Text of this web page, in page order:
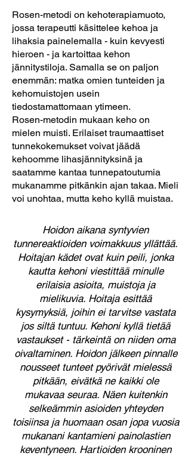
Rosen-metodi on kehoterapiamuoto,
jossa terapeutti käsittelee kehoa ja
lihaksia painelemalla - kuin kevyesti
hieroen - ja kartoittaa kehon
jännitystiloja. Samalla se on paljon
enemmän: matka omien tunteiden ja
kehomuistojen usein
tiedostamattomaan ytimeen.
Rosen-metodin mukaan keho on
mielen muisti. Erilaiset traumaattiset
tunnekokemukset voivat jäädä
kehoomme lihasjännityksinä ja
saatamme kantaa tunnepatoutumia
mukanamme pitkänkin ajan takaa. Mieli
voi unohtaa, mutta keho kyllä muistaa.
Hoidon aikana syntyvien
tunnereaktioiden voimakkuus yllättää.
Hoitajan kädet ovat kuin peili, jonka
kautta kehoni viestittää minulle
erilaisia asioita, muistoja ja
mielikuvia. Hoitaja esittää
kysymyksiä, joihin ei tarvitse vastata
jos siltä tuntuu. Kehoni kyllä tietää
vastaukset - tärkeintä on niiden oma
oivaltaminen. Hoidon jälkeen pinnalle
nousseet tunteet pyörivät mielessä
pitkään, eivätkä ne kaikki ole
mukavaa seuraa. Näen kuitenkin
selkeämmin asioiden yhteyden
toisiinsa ja huomaan osan jopa vuosia
mukanani kantamieni painolastien
keventyneen. Hartioiden krooninen